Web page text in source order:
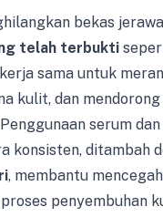
bekas
telah terbukti
sama untuk
kulit, dan
serum
konsisten, ditambah
, membantu
penyembuhan